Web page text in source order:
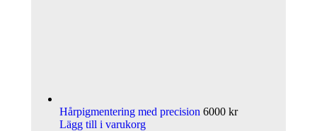
Hårpigmentering med precision 6000 kr
Lägg till i varukorg